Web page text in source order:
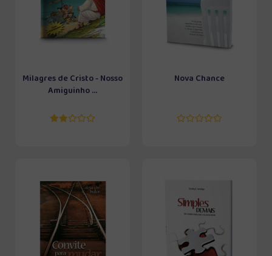
Milagres de Cristo - Nosso
Amiguinho ...
Nova Chance